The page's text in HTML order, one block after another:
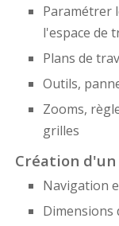
Paramétrer
l'espace de
Plans de
Outils,
Zooms,
grilles
Création d'un
Navigation
Dimensions